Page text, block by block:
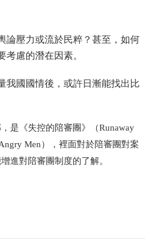
論壓力或流於民粹？甚至，如何
慮的潛在因素。
我國國情後，或許日漸能找出比
是《失控的陪審團》
（Runaway
Men）
，裡面對於陪審團對案
進對陪審團制度的了解。